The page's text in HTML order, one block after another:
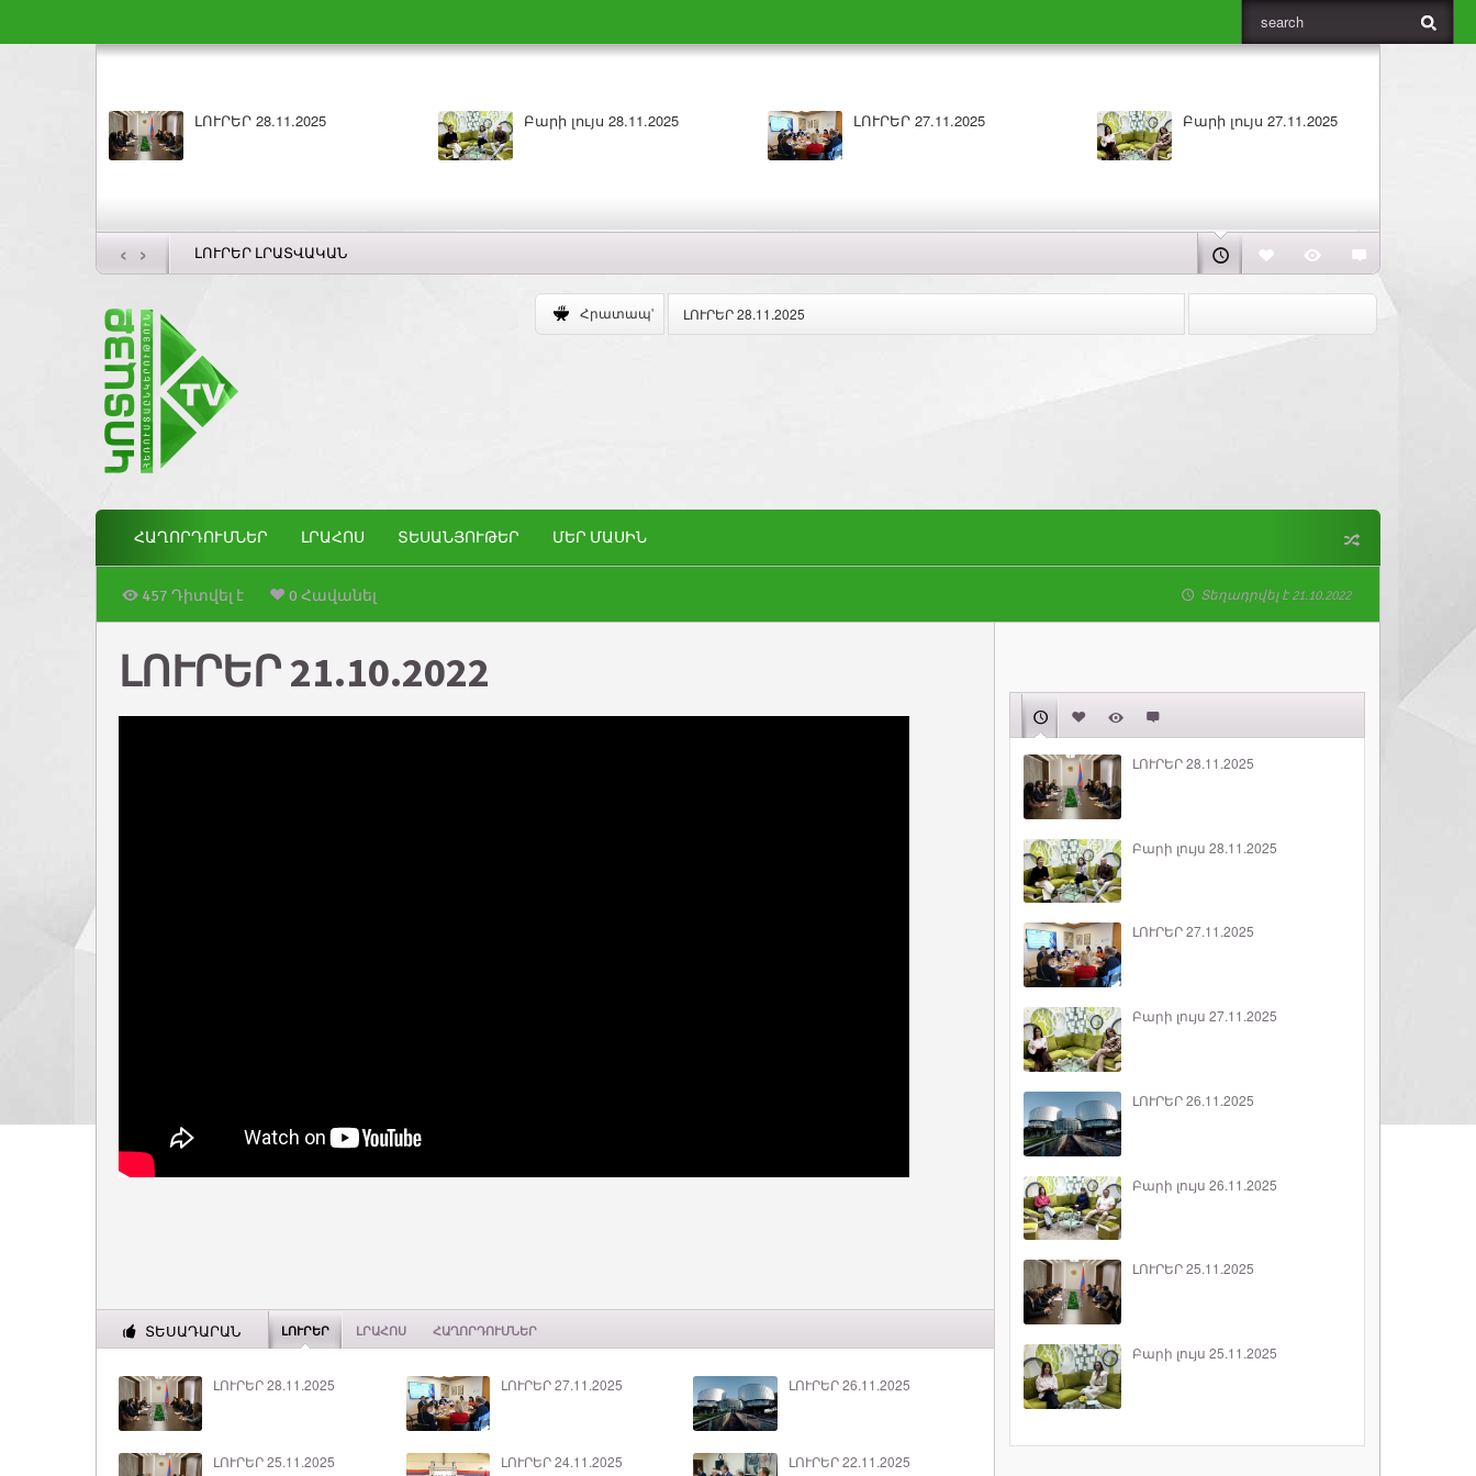
ԼՈՒՐԵՐ 28.11.2025 Բարի լույս 28.11.2025 ԼՈՒՐԵՐ 27.11.2025 Բարի լույս 27.11.2025
‹ › ԼՈՒՐԵՐ ԼՐԱՏՎԱԿԱՆ
Հրատապ' ԼՈՒՐԵՐ 28.11.2025
ՀԱՂՈՐԴՈՒՄՆԵՐ ԼՐԱՀՈՍ ՏԵՍԱՆՅՈՒԹԵՐ ՄԵՐ ՄԱՍԻՆ
457 Դիտվել է 0 Հավանել Տեղադրվել է 21.10.2022
ԼՈՒՐԵՐ 21.10.2022
ՏԵՍԱԴԱՐԱՆ ԼՈՒՐԵՐ ԼՐԱՀՈՍ ՀԱՂՈՐԴՈՒՄՆԵՐ
ԼՈՒՐԵՐ 28.11.2025 ԼՈՒՐԵՐ 27.11.2025 ԼՈՒՐԵՐ 26.11.2025
ԼՈՒՐԵՐ 25.11.2025 ԼՈՒՐԵՐ 24.11.2025 ԼՈՒՐԵՐ 22.11.2025
ԼՈՒՐԵՐ 28.11.2025
Բարի լույս 28.11.2025
ԼՈՒՐԵՐ 27.11.2025
Բարի լույս 27.11.2025
ԼՈՒՐԵՐ 26.11.2025
Բարի լույս 26.11.2025
ԼՈՒՐԵՐ 25.11.2025
Բարի լույս 25.11.2025